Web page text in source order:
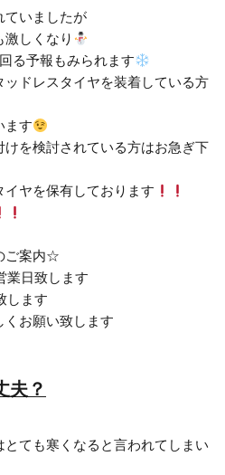
いましたが
激しくなり
る予報もみられます
ドレスタイヤを装着している方
ます
を検討されている方はお急ぎ下
ヤを保有しております
ご案内☆
業日致します
します
くお願い致します
夫？
ても寒くなると言われてしまい